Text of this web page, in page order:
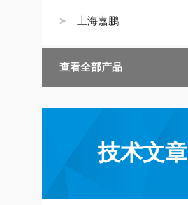
上海嘉鹏
查看全部产品
技术文章